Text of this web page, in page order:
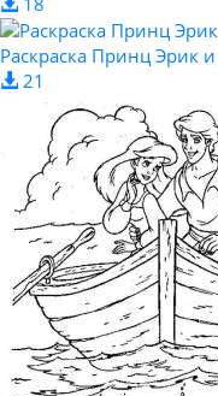
Раскраска Принц Эрик
21